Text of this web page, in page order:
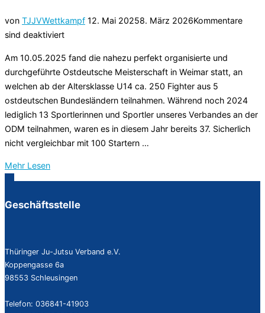
in
Gera“
von TJJVWettkampfVeröffentlicht
12. Mai 20258. März 2026Kommentare
sind deaktiviert
Am 10.05.2025 fand die nahezu perfekt organisierte und
durchgeführte Ostdeutsche Meisterschaft in Weimar statt, an
welchen ab der Altersklasse U14 ca. 250 Fighter aus 5
ostdeutschen Bundesländern teilnahmen. Während noch 2024
lediglich 13 Sportlerinnen und Sportler unseres Verbandes an der
ODM teilnahmen, waren es in diesem Jahr bereits 37. Sicherlich
nicht vergleichbar mit 100 Startern …
Mehr über
„Ostdeutsche
in
Lesen
Geschäftsstelle
Thüringer Ju-Jutsu Verband e.V.
Koppengasse 6a
98553 Schleusingen
Telefon: 036841-41903